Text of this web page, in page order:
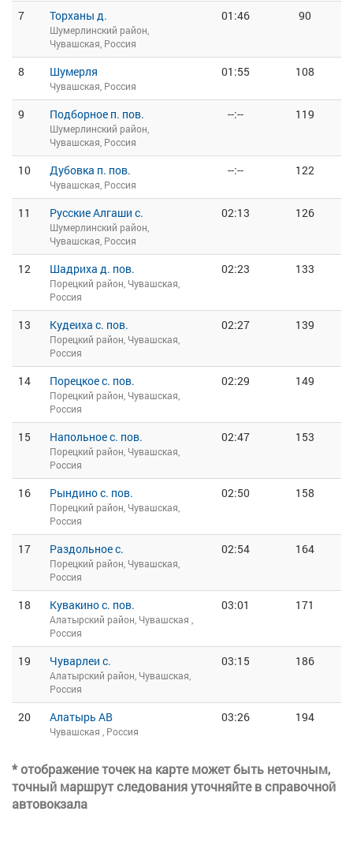
7 Торханы д.
Шумерлинский район,
Чувашская, Россия
01:46 90
8 Шумерля
Чувашская, Россия
01:55 108
9 Подборное п. пов.
Шумерлинский район,
Чувашская, Россия
--:-- 119
10 Дубовка п. пов.
Чувашская, Россия
--:-- 122
11 Русские Алгаши с.
Шумерлинский район,
Чувашская, Россия
02:13 126
12 Шадриха д. пов.
Порецкий район, Чувашская,
Россия
02:23 133
13 Кудеиха с. пов.
Порецкий район, Чувашская,
Россия
02:27 139
14 Порецкое с. пов.
Порецкий район, Чувашская,
Россия
02:29 149
15 Напольное с. пов.
Порецкий район, Чувашская,
Россия
02:47 153
16 Рындино с. пов.
Порецкий район, Чувашская,
Россия
02:50 158
17 Раздольное с.
Порецкий район, Чувашская,
Россия
02:54 164
18 Кувакино с. пов.
Алатырский район, Чувашская ,
Россия
03:01 171
19 Чуварлеи с.
Алатырский район, Чувашская,
Россия
03:15 186
20 Алатырь АВ
Чувашская , Россия
03:26 194
* отображение точек на карте может быть неточным,
точный маршрут следования уточняйте в справочной
автовокзала